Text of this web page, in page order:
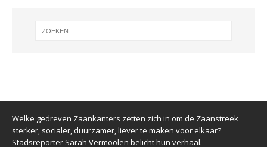
Welke gedreven Zaankanters zetten zich in om de Zaanstreek
sterker, socialer, duurzamer, liever te maken voor elkaar?
Stadsreporter Sarah Vermoolen belicht hun verhaal.